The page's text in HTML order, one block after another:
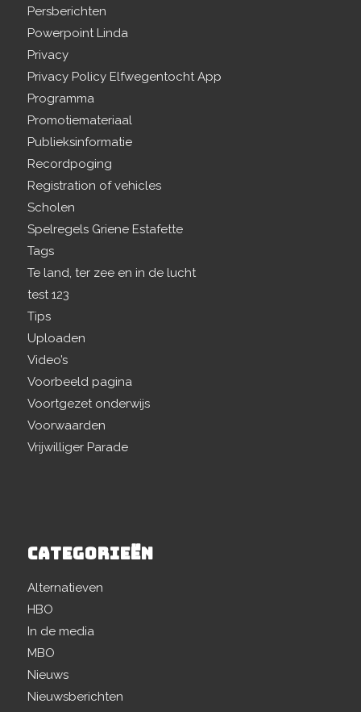
Persberichten
Powerpoint Linda
Privacy
Privacy Policy Elfwegentocht App
Programma
Promotiemateriaal
Publieksinformatie
Recordpoging
Registration of vehicles
Scholen
Spelregels Griene Estafette
Tags
Te land, ter zee en in de lucht
test 123
Tips
Uploaden
Video’s
Voorbeeld pagina
Voortgezet onderwijs
Voorwaarden
Vrijwilliger Parade
CATEGORIEËN
Alternatieven
HBO
In de media
MBO
Nieuws
Nieuwsberichten